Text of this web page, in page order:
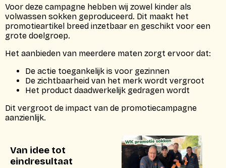
Voor deze campagne hebben wij zowel kinder als
volwassen sokken geproduceerd. Dit maakt het
promotieartikel breed inzetbaar en geschikt voor een
grote doelgroep.
Het aanbieden van meerdere maten zorgt ervoor dat:
De actie toegankelijk is voor gezinnen
De zichtbaarheid van het merk wordt vergroot
Het product daadwerkelijk gedragen wordt
Dit vergroot de impact van de promotiecampagne
aanzienlijk.
Van idee tot
eindresultaat